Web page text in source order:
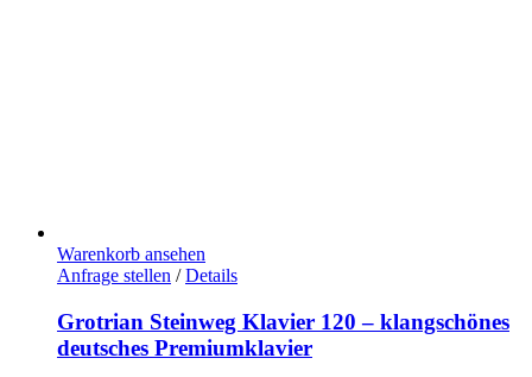
Warenkorb ansehen
Anfrage stellen / Details
Grotrian Steinweg Klavier 120 – klangschönes
deutsches Premiumklavier